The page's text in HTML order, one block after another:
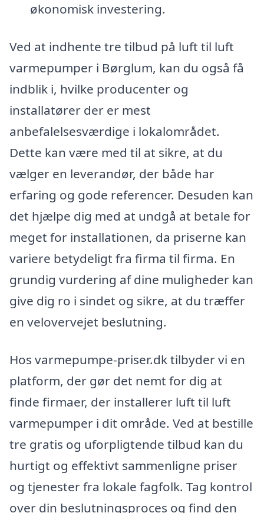
økonomisk investering.
Ved at indhente tre tilbud på luft til luft
varmepumper i Børglum, kan du også få
indblik i, hvilke producenter og
installatører der er mest
anbefalelsesværdige i lokalområdet.
Dette kan være med til at sikre, at du
vælger en leverandør, der både har
erfaring og gode referencer. Desuden kan
det hjælpe dig med at undgå at betale for
meget for installationen, da priserne kan
variere betydeligt fra firma til firma. En
grundig vurdering af dine muligheder kan
give dig ro i sindet og sikre, at du træffer
en velovervejet beslutning.
Hos varmepumpe-priser.dk tilbyder vi en
platform, der gør det nemt for dig at
finde firmaer, der installerer luft til luft
varmepumper i dit område. Ved at bestille
tre gratis og uforpligtende tilbud kan du
hurtigt og effektivt sammenligne priser
og tjenester fra lokale fagfolk. Tag kontrol
over din beslutningsproces og find den